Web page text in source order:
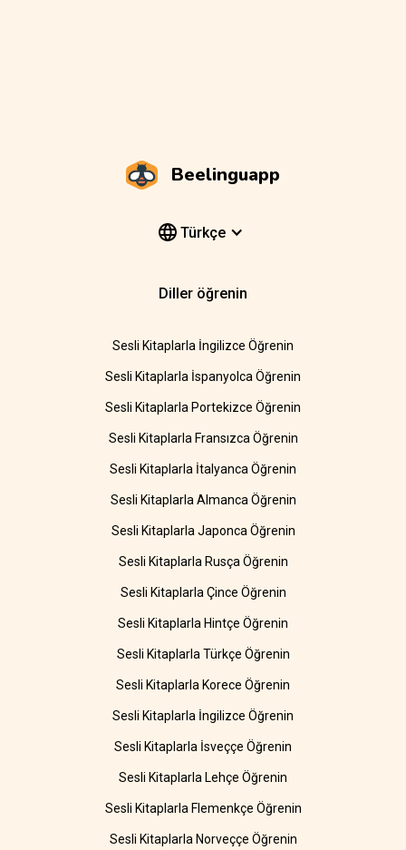
Beelinguapp
Türkçe
Diller öğrenin
Sesli Kitaplarla İngilizce Öğrenin
Sesli Kitaplarla İspanyolca Öğrenin
Sesli Kitaplarla Portekizce Öğrenin
Sesli Kitaplarla Fransızca Öğrenin
Sesli Kitaplarla İtalyanca Öğrenin
Sesli Kitaplarla Almanca Öğrenin
Sesli Kitaplarla Japonca Öğrenin
Sesli Kitaplarla Rusça Öğrenin
Sesli Kitaplarla Çince Öğrenin
Sesli Kitaplarla Hintçe Öğrenin
Sesli Kitaplarla Türkçe Öğrenin
Sesli Kitaplarla Korece Öğrenin
Sesli Kitaplarla İngilizce Öğrenin
Sesli Kitaplarla İsveççe Öğrenin
Sesli Kitaplarla Lehçe Öğrenin
Sesli Kitaplarla Flemenkçe Öğrenin
Sesli Kitaplarla Norveççe Öğrenin